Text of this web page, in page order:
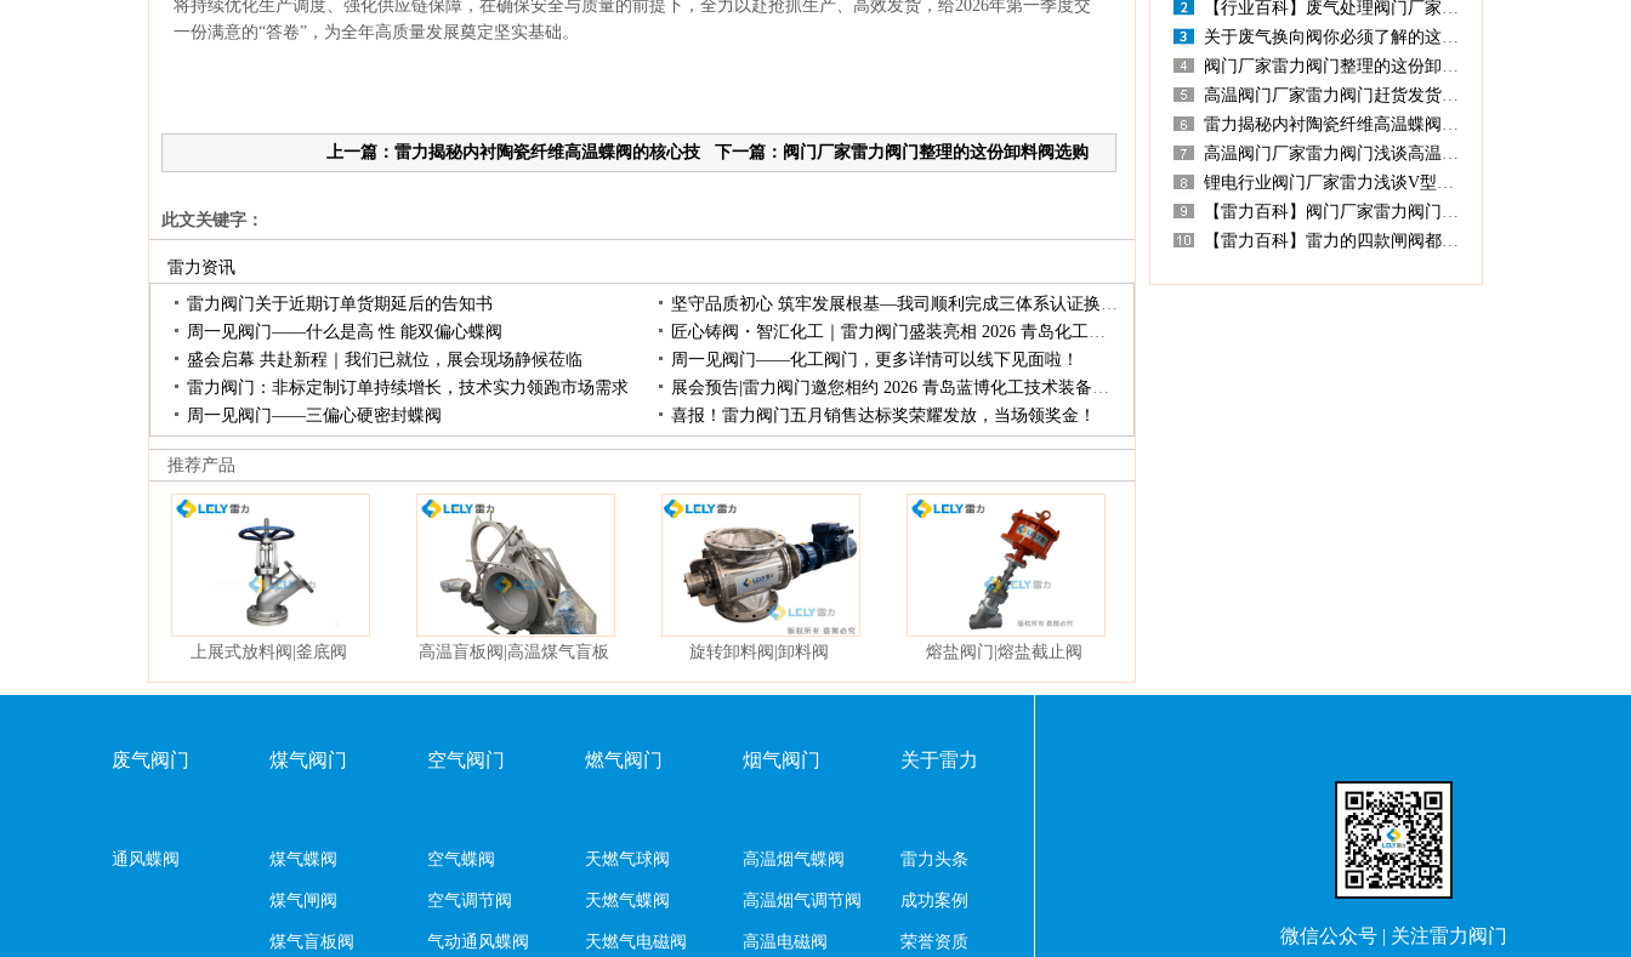
将持续优化生产调度、强化供应链保障，在确保安全与质量的前提下，全力以赴抢抓生产、高效发货，给2026年第一季度交
一份满意的“答卷”，为全年高质量发展奠定坚实基础。
下一篇：阀门厂家雷力阀门整理的这份卸料阀选购
上一篇：雷力揭秘内衬陶瓷纤维高温蝶阀的核心技
此文关键字：
雷力资讯
雷力阀门关于近期订单货期延后的告知书
坚守品质初心筑牢发展根基—我司顺利完成三体系认证换签工作
周一见阀门——什么是高性能双偏心蝶阀
匠心铸阀・智汇化工｜雷力阀门盛装亮相2026青岛化工展，圆满收官载誉而归
盛会启幕共赴新程｜我们已就位，展会现场静候莅临
周一见阀门——化工阀门，更多详情可以线下见面啦！
雷力阀门：非标定制订单持续增长，技术实力领跑市场需求
展会预告|雷力阀门邀您相约2026青岛蓝博化工技术装备展，扫码免费领门票
周一见阀门——三偏心硬密封蝶阀
喜报！雷力阀门五月销售达标奖荣耀发放，当场领奖金！
推荐产品
上展式放料阀|釜底阀
高温盲板阀|高温煤气盲板
旋转卸料阀|卸料阀 熔盐阀门|熔盐截止阀
【行业百科】废气处理阀门厂家雷力阀门给您支招如何选出好的废气处理蝶阀
关于废气换向阀你必须了解的这几点！
阀门厂家雷力阀门整理的这份卸料阀选购避坑指南，请查收！
高温阀门厂家雷力阀门赶货发货全力冲刺第一季度！
雷力揭秘内衬陶瓷纤维高温蝶阀的核心技术要点！
高温阀门厂家雷力阀门浅谈高温球阀的发展趋势
锂电行业阀门厂家雷力浅谈V型球阀在锂电池碳包覆工艺中的关键作用
【雷力百科】阀门厂家雷力阀门浅谈油气回收项目阀门选型注意事项！
【雷力百科】雷力的四款闸阀都有何用？
废气阀门
通风蝶阀
煤气阀门
煤气蝶阀
煤气闸阀
煤气盲板阀
空气阀门
空气蝶阀
空气调节阀
气动通风蝶阀
燃气阀门
天燃气球阀
天燃气蝶阀
天燃气电磁阀
烟气阀门
高温烟气蝶阀
高温烟气调节阀
高温电磁阀
关于雷力
雷力头条
成功案例
荣誉资质 微信公众号|关注雷力阀门